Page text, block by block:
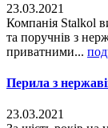
23.03.2021
Компанія Stalkol
та поручнів з
приватними...
Перила з
23.03.2021